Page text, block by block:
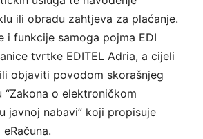
ili obradu zahtjeva za plaćanje.
i funkcije samoga pojma EDI
tvrtke EDITEL Adria, a cijeli
objaviti povodom skorašnjeg
“Zakona o elektroničkom
javnoj nabavi” koji propisuje